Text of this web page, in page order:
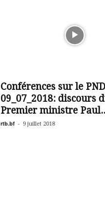
Conférences sur le
09_07_2018: discours
Premier ministre
rtb.bf - 9 juillet 2018